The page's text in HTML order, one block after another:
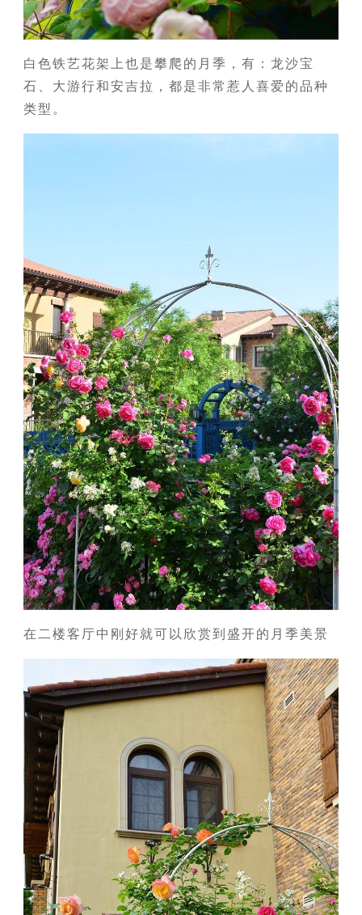
白色铁艺花架上也是攀爬的月季，有：龙沙宝
石、大游行和安吉拉，都是非常惹人喜爱的品种
类型。
在二楼客厅中刚好就可以欣赏到盛开的月季美景